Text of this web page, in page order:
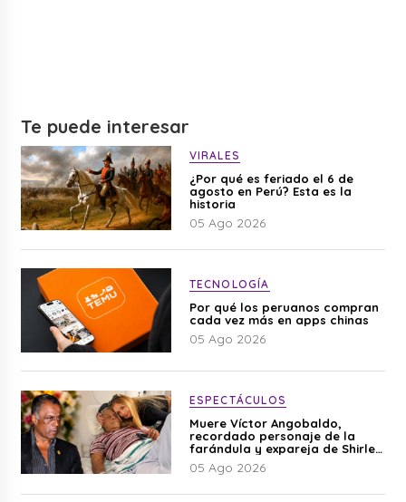
Te puede interesar
VIRALES
¿Por qué es feriado el 6 de
agosto en Perú? Esta es la
historia
05 Ago 2026
TECNOLOGÍA
Por qué los peruanos compran
cada vez más en apps chinas
05 Ago 2026
ESPECTÁCULOS
Muere Víctor Angobaldo,
recordado personaje de la
farándula y expareja de Shirley
Cherres
05 Ago 2026